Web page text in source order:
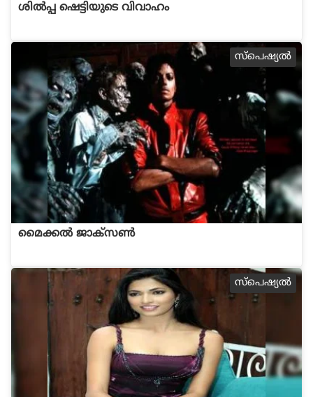
ശില്‍‌പ്പ ഷെട്ടിയുടെ വിവാഹം
സ്പെഷ്യല്‍
മൈക്കല്‍ ജാക്സണ്‍
സ്പെഷ്യല്‍